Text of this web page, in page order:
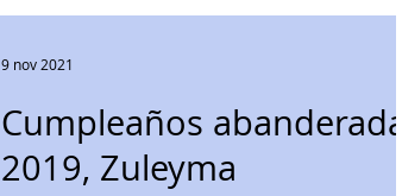
Cumpleaños abanderada
2019, Zuleyma
9 nov 2021